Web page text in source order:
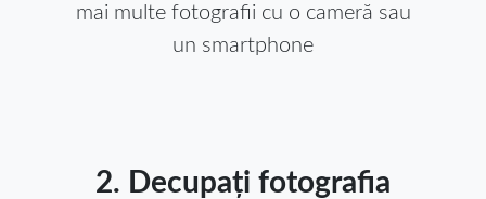
mai multe fotografii cu o cameră sau
un smartphone
2. Decupați fotografia